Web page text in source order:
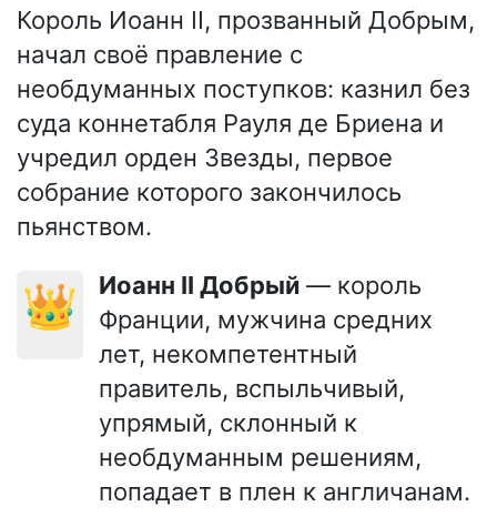
Король Иоанн II, прозванный Добрым,
начал своё правление с
необдуманных поступков: казнил без
суда коннетабля Рауля де Бриена и
учредил орден Звезды, первое
собрание которого закончилось
пьянством.
👑 Иоанн II Добрый — король
Франции, мужчина средних
лет, некомпетентный
правитель, вспыльчивый,
упрямый, склонный к
необдуманным решениям,
попадает в плен к англичанам.